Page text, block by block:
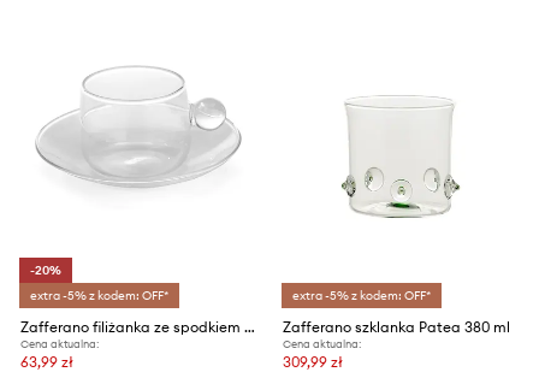
-20%
extra -5% z kodem: OFF*
Zafferano filiżanka ze spodkiem Bilia 120 ml
Cena aktualna:
63,99 zł
extra -5% z kodem: OFF*
Zafferano szklanka Patea 380 ml
Cena aktualna:
309,99 zł